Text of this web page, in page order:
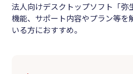
法人向けデスクトップソフト「弥
機能、サポート内容やプラン等を
いる方におすすめ。